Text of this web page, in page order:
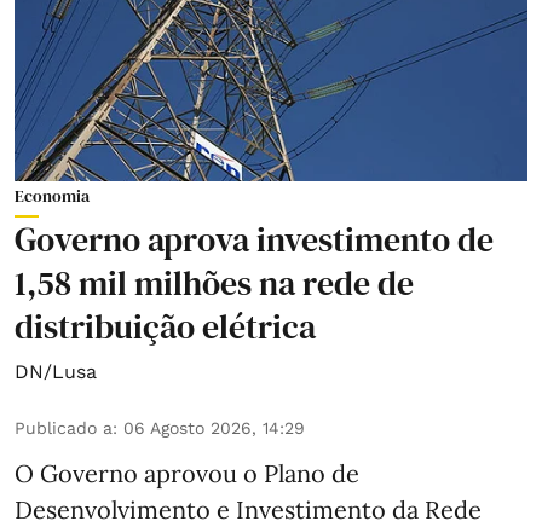
Economia
Governo aprova investimento de
1,58 mil milhões na rede de
distribuição elétrica
DN/Lusa
Publicado a: 06 Agosto 2026, 14:29
O Governo aprovou o Plano de
Desenvolvimento e Investimento da Rede